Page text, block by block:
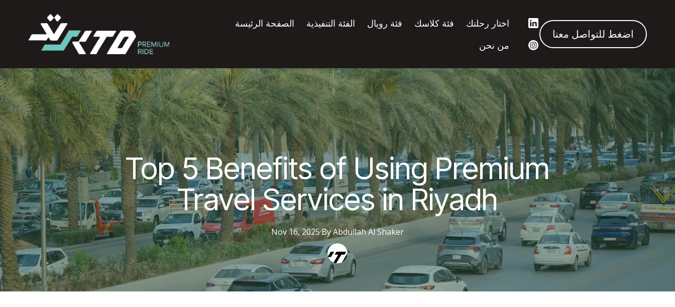
الصفحة الرئيسة الفئة التنفيذية فئة رويال فئة كلاسك
اختار رحلتك
من نحن
اضغط للتواصل معنا
Top 5 Benefits of Using Premium
Travel Services in Riyadh
Nov 16, 2025·ByAbdullahAl Shaker